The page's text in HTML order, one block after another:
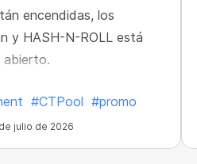
encendidas, los
y HASH-N-ROLL está
abierto.
#CTPool #promo
julio de 2026